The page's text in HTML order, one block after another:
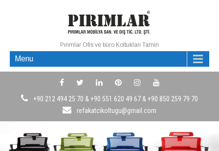
Pırımlar Ofis ve büro Koltukları Tamiri
Menu
+90 212 494 25 70 & +90 551 620 49 67 & +90 850 259 79 70
refakatcikoltugu@gmail.com